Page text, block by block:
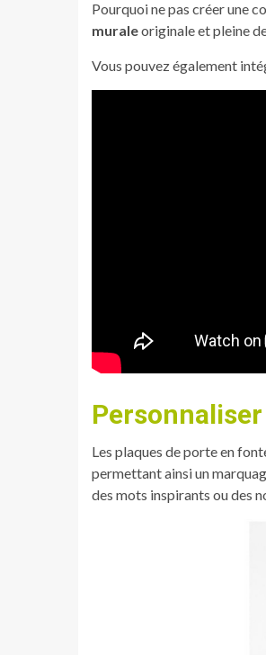
Pourquoi ne pas créer une
muraleoriginale et pleine
Vous pouvez également
Les plaques de porte en
permettant ainsi un
des mots inspirants ou des